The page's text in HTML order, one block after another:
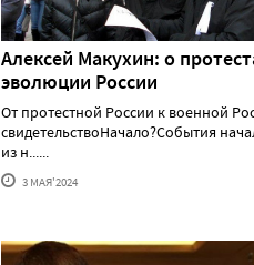
Алексей Макуxин: о
эволюции России
От протестной России к военной
свидетельствоНачало?События
из н......
3 МАЯ'2024